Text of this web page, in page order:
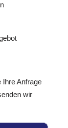
Ihre Anfrage
wir